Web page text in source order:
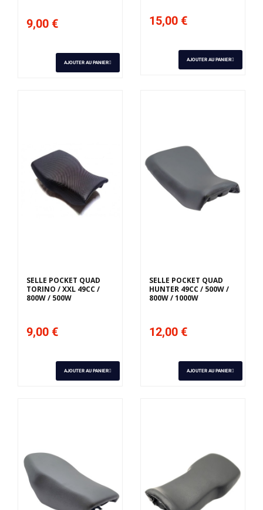
9,00 €
AJOUTER AU PANIER
15,00 €
AJOUTER AU PANIER
SELLE POCKET QUAD
TORINO / XXL 49CC /
800W / 500W
9,00 €
AJOUTER AU PANIER
SELLE POCKET QUAD
HUNTER 49CC / 500W /
800W / 1000W
12,00 €
AJOUTER AU PANIER